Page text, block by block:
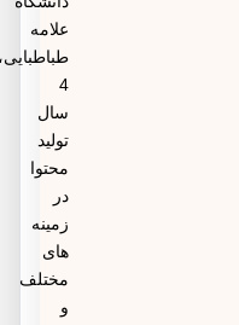
علامه
طباطبایی،
محتوا
مختلف